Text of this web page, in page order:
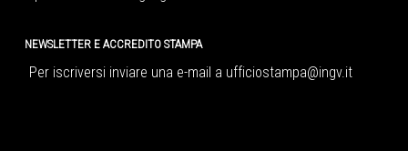
NEWSLETTER E ACCREDITO STAMPA
Per iscriversi inviare una e-mail a ufficiostampa@ingv.it